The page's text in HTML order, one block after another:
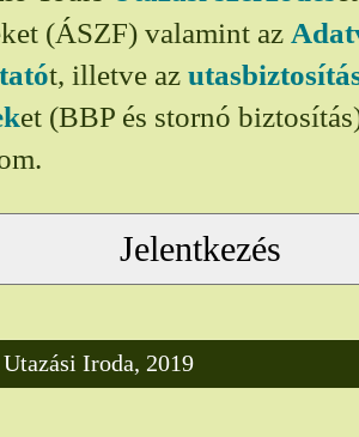
(ÁSZF) valamint az
t, illetve az
et (BBP és stornó
Iroda, 2019